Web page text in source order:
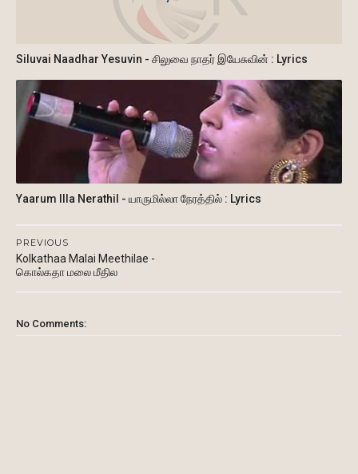
Siluvai Naadhar Yesuvin - சிலுவை நாதர் இயேசுவின் : Lyrics
Yaarum Illa Nerathil - யாருமில்லா நேரத்தில் : Lyrics
PREVIOUS
Kolkathaa Malai Meethilae -
கொல்கதா மலை மீதில
No Comments: